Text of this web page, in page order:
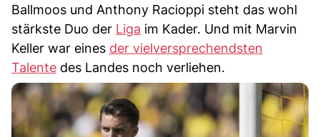
Ballmoos und Anthony Racioppi steht das wohl
stärkste Duo der Liga im Kader. Und mit Marvin
Keller war eines der vielversprechendsten
Talente des Landes noch verliehen.